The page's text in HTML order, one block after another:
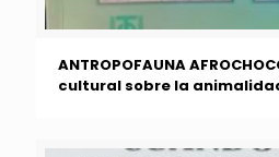
ANTROPOFAUNA
cultural sobre la